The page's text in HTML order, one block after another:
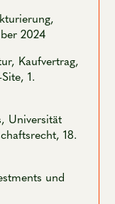
2024
Kaufvertrag,
1.
Universität
18.
und